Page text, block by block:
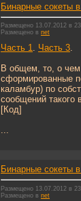
Бинарные сокеты
Размещено 13.07.2012 в
Размещено в net
Часть 1. Часть 3.
В общем, то, о чем
сформированные
каламбур) по
сообщений такого
[Код]
...
Бинарные сокеты
Размещено 13.07.2012 в
Размещено в net